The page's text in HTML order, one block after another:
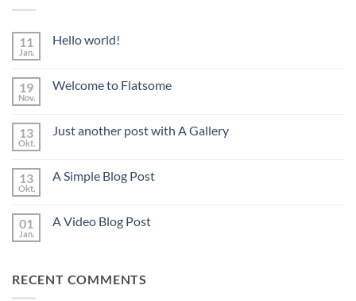
11
Jan.
Hello world!
Hello
19
Nov.
Welcome to Flatsome
Welcome
13
Okt.
Just another post with A Gallery
Just
A
Gallery
13
Okt.
A Simple Blog Post
A
01
Jan.
A Video Blog Post
Video
RECENT COMMENTS